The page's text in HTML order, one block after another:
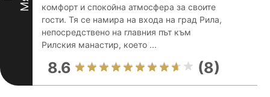
комфорт и спокойна атмосфера за своите
гости. Тя се намира на входа на град Рила,
непосредствено на главния път към
Рилския манастир, което ...
8.6 (8)